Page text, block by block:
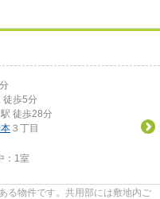
徒歩5分
駅 徒歩28分
３丁目
1室
る物件です。共用部には敷地内ご